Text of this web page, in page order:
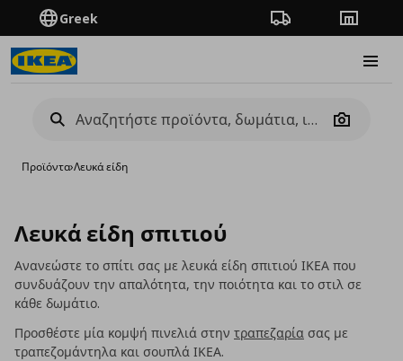
Greek Πορεία παραγγελίας
Camera
Προϊόντα›Λευκά είδη
Λευκά είδη σπιτιού
Ανανεώστε το σπίτι σας με λευκά είδη σπιτιού ΙΚΕΑ που
συνδυάζουν την απαλότητα, την ποιότητα και το στιλ σε
κάθε δωμάτιο.
Προσθέστε μία κομψή πινελιά στην τραπεζαρία σας με
τραπεζομάντηλα και σουπλά ΙΚΕΑ.